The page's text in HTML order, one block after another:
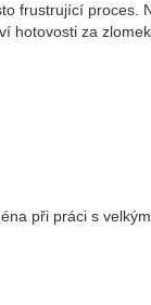
frustrující
hotovosti za
při práci s